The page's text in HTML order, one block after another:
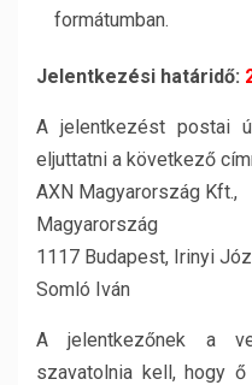
formátumban.
Jelentkezési határidő:
A jelentkezést postai
eljuttatni a következő
AXN Magyarország Kft.,
Magyarország
1117 Budapest, Irinyi
Somló Iván
A jelentkezőnek a
szavatolnia kell, hogy